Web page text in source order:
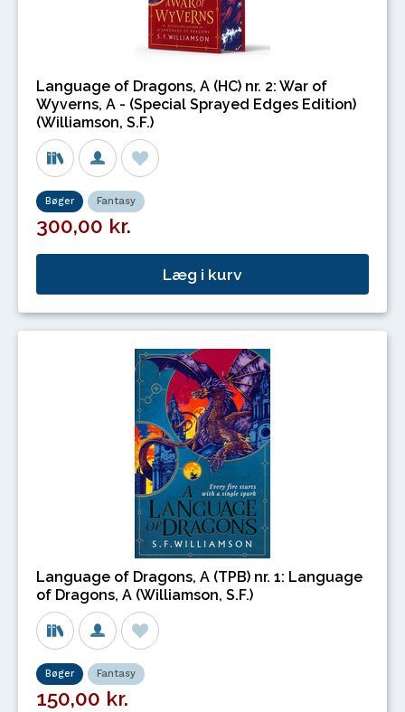
Language of Dragons, A (HC) nr. 2: War of
Wyverns, A - (Special Sprayed Edges Edition)
(Williamson, S.F.)
Bøger Fantasy
300,00 kr.
Læg i kurv
Language of Dragons, A (TPB) nr. 1: Language
of Dragons, A (Williamson, S.F.)
Bøger Fantasy
150,00 kr.